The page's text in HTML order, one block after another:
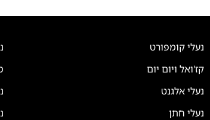
נעלי קומפורט
קז'ואל ויום יום
נעלי אלגנט
נעלי חתן